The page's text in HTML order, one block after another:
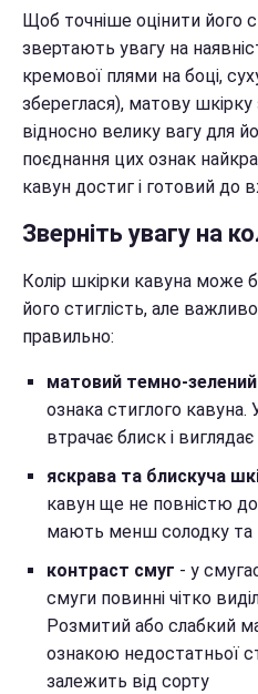
Щоб точніше оцінити його
звертають увагу на
кремової плями на боці,
збереглася), матову
відносно велику вагу для
поєднання цих ознак
кавун достиг і готовий до
Зверніть увагу на
Колір шкірки кавуна може
його стиглість, але
правильно:
матовий темно-зелений
ознака стиглого кавуна.
втрачає блиск і
яскрава та блискуча
кавун ще не повністю
мають менш солодку та
контраст смуг - у
смуги повинні чітко
Розмитий або слабкий
ознакою недостатньої
залежить від сорту